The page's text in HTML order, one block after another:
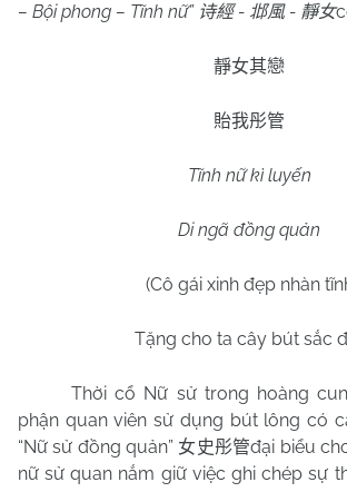
– Bội phong – Tĩnh nữ” 诗經- 邶風- 靜女
靜女其戀
貽我彤管
Tĩnh nữ kì luyến
Di ngã đồng quản
(Cô gái xinh đẹp nhàn
Tặng cho ta cây bút sắc
Thời cổ Nữ sử trong hoàng
phận quan viên sử dụng bút lông có
“Nữ sử đồng quản” 女史彤管đại biểu
nữ sử quan nắm giữ việc ghi chép sự